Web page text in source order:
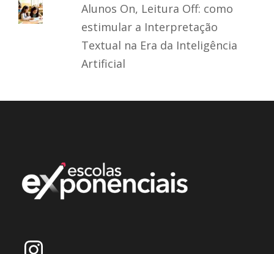
Alunos On, Leitura Off: como
estimular a Interpretação
Textual na Era da Inteligência
Artificial